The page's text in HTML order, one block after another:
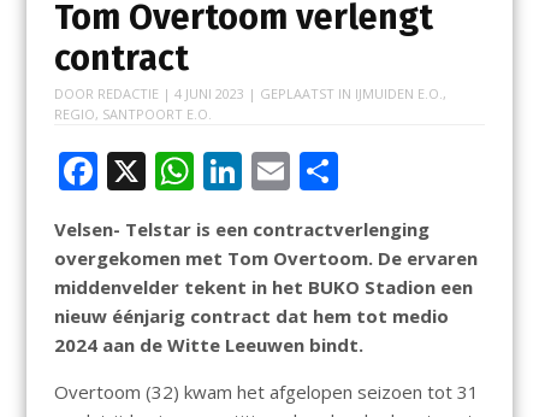
Tom Overtoom verlengt
contract
DOOR REDACTIE | 4 JUNI 2023 | GEPLAATST IN IJMUIDEN E.O. ,
REGIO, SANTPOORT E.O.
F
e
b
o
o
k
X W
h
at
s
A
p
p
Li
k
e
dI
n
E
ai
l
D
el
e
n
Velsen- Telstar is een contractverlenging
overgekomen met Tom Overtoom. De ervaren
middenvelder tekent in het BUKO Stadion een
nieuw éénjarig contract dat hem tot medio
2024 aan de Witte Leeuwen bindt.
Overtoom (32) kwam het afgelopen seizoen tot 31